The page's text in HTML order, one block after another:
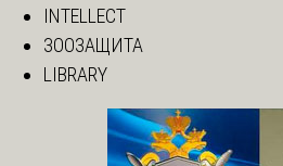
INTELLECT
ЗООЗАЩИТА
LIBRARY